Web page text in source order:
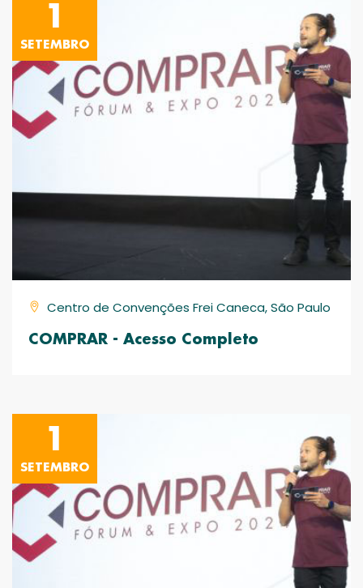
1
SETEMBRO
Centro de Convenções Frei Caneca, São Paulo
COMPRAR - Acesso Completo
1
SETEMBRO